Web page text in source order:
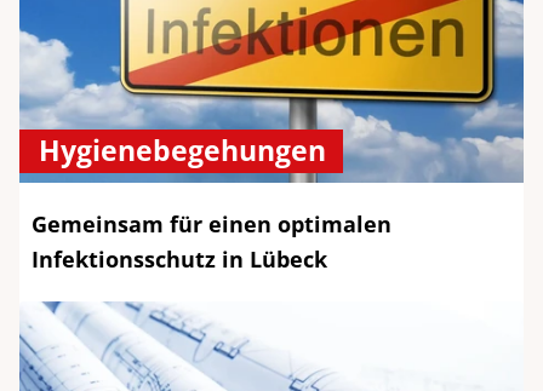
Hygienebegehungen
Gemeinsam für einen optimalen
Infektionsschutz in Lübeck